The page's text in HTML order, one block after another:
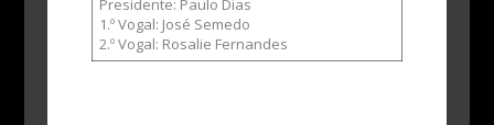
Presidente: Paulo Dias
1.º Vogal: José Semedo
2.º Vogal: Rosalie Fernandes